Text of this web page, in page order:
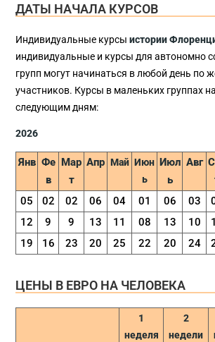
ДАТЫ НАЧАЛА КУРСОВ
Индивидуальные курсы истории
индивидуальные и курсы для автономно
групп могут начинаться в любой день по
участников. Курсы в маленьких группах
следующим дням:
2026
Янв Фе
в
Maр
т
Aпр Maй Июн
ь
Июл
ь
Aвг
05 02 02 06 04 01 06 03
12
9 9 13 11 08 13 10
19
16 23 20 25 22 20 24
ЦЕНЫ В ЕВРО НА ЧЕЛОВЕКА
1
неделя
2
недели